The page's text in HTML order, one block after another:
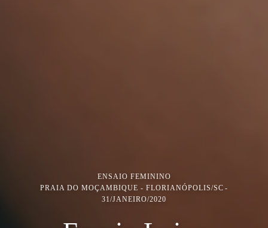
ENSAIO FEMININO
PRAIA DO MOÇAMBIQUE - FLORIANÓPOLIS/SC
31/JANEIRO/2020